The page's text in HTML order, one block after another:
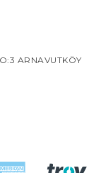
ARNAVUTKÖY